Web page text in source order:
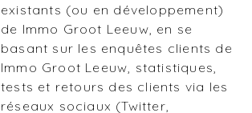
existants (ou en développement)
de Immo Groot Leeuw, en se
basant sur les enquêtes clients de
Immo Groot Leeuw, statistiques,
tests et retours des clients via les
réseaux sociaux (Twitter,